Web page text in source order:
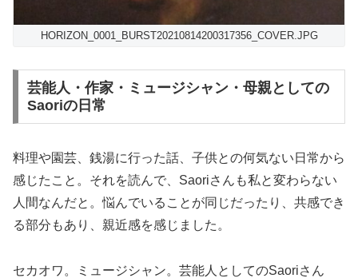
HORIZON_0001_BURST20210814200317356_COVER.JPG
芸能人・作家・ミュージシャン・母親としての
Saoriの日常
料理や園芸、銭湯に行った話、子供との何気ない日常から
感じたこと。それを読んで、Saoriさんも私と変わらない
人間なんだと。悩んでいることが同じだったり、共感でき
る部分もあり、親近感を感じました。
セカオワ。ミュージシャン。芸能人としてのSaoriさん